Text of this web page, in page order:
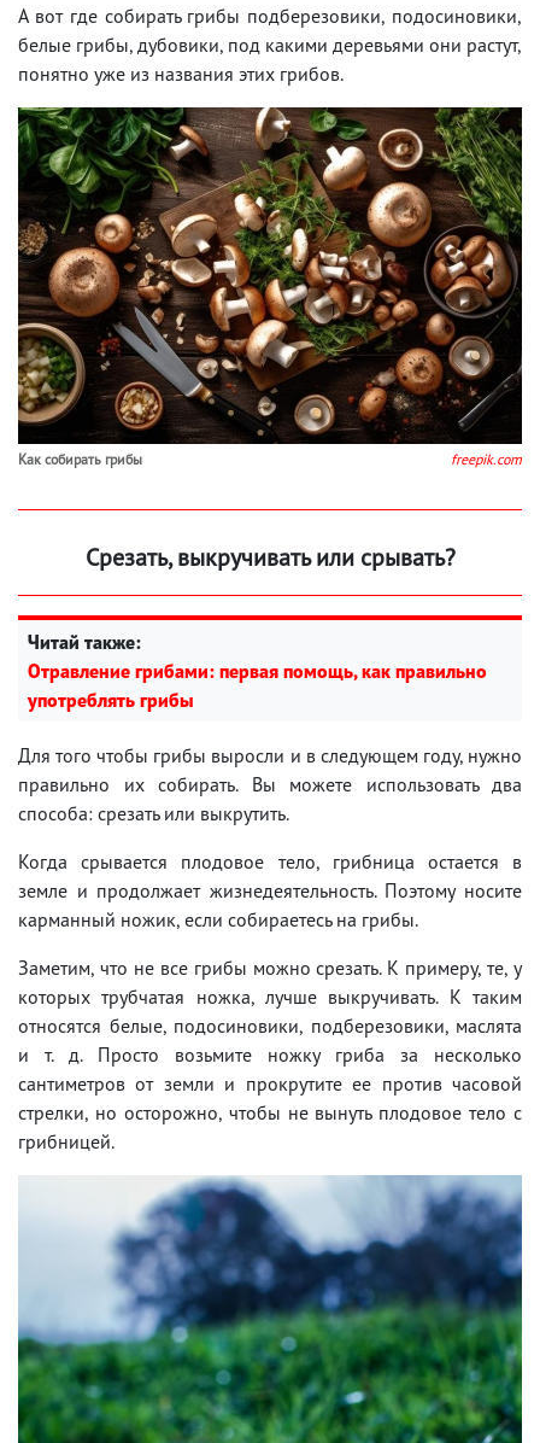
А вот где собирать грибы подберезовики, подосиновики,
белые грибы, дубовики, под какими деревьями они растут,
понятно уже из названия этих грибов.
Как собирать грибы freepik.com
Срезать, выкручивать или срывать?
Читай также:
Отравление грибами: первая помощь, как правильно
употреблять грибы
Для того чтобы грибы выросли и в следующем году, нужно
правильно их собирать. Вы можете использовать два
способа: срезать или выкрутить.
Когда срывается плодовое тело, грибница остается в
земле и продолжает жизнедеятельность. Поэтому носите
карманный ножик, если собираетесь на грибы.
Заметим, что не все грибы можно срезать. К примеру, те, у
которых трубчатая ножка, лучше выкручивать. К таким
относятся белые, подосиновики, подберезовики, маслята
и т. д. Просто возьмите ножку гриба за несколько
сантиметров от земли и прокрутите ее против часовой
стрелки, но осторожно, чтобы не вынуть плодовое тело с
грибницей.